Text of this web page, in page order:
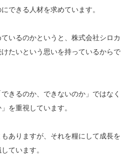
できる人材を求めています。
いるのかというと、株式会社シロカ
たいという思いを持っているからで
きるのか、できないのか」ではなく
を重視しています。
ありますが、それを糧にして成長を
ています。